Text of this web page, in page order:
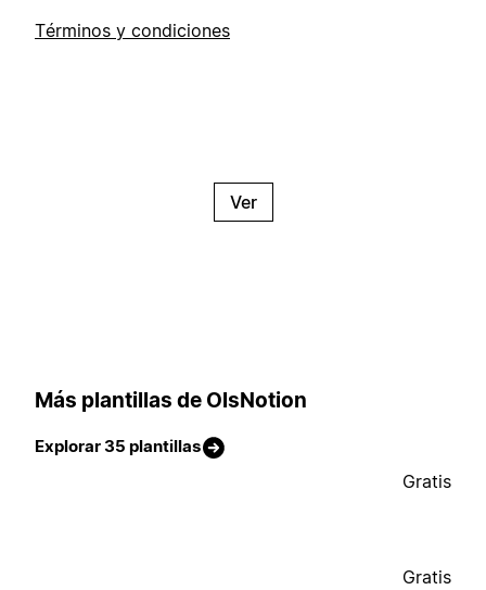
Términos y condiciones
Ver
Más plantillas de OlsNotion
Explorar 35 plantillas
Gratis
Gratis